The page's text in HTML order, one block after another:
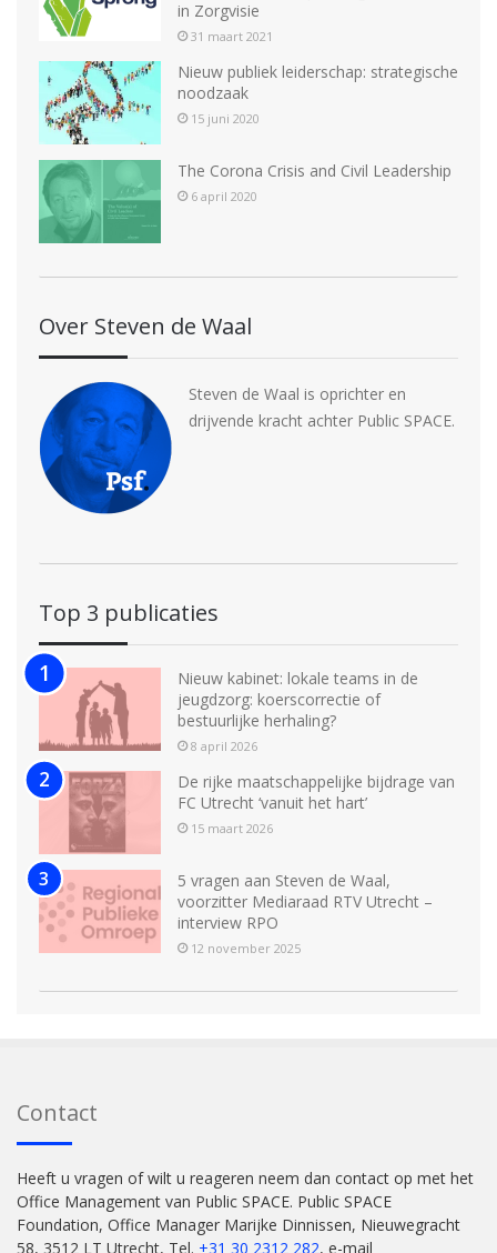
in Zorgvisie
31 maart 2021
Nieuw publiek leiderschap: strategische
noodzaak
15 juni 2020
The Corona Crisis and Civil Leadership
6 april 2020
Over Steven de Waal
Steven de Waal is oprichter en
drijvende kracht achter Public SPACE.
Top 3 publicaties
Nieuw kabinet: lokale teams in de
jeugdzorg: koerscorrectie of
bestuurlijke herhaling?
8 april 2026
De rijke maatschappelijke bijdrage van
FC Utrecht ‘vanuit het hart’
15 maart 2026
5 vragen aan Steven de Waal,
voorzitter Mediaraad RTV Utrecht –
interview RPO
12 november 2025
Contact
Heeft u vragen of wilt u reageren neem dan contact op met het
Office Management van Public SPACE. Public SPACE
Foundation, Office Manager Marijke Dinnissen, Nieuwegracht
58, 3512 LT Utrecht, Tel. +31 30 2312 282, e-mail